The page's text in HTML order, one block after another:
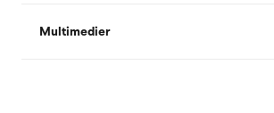
Multimedier